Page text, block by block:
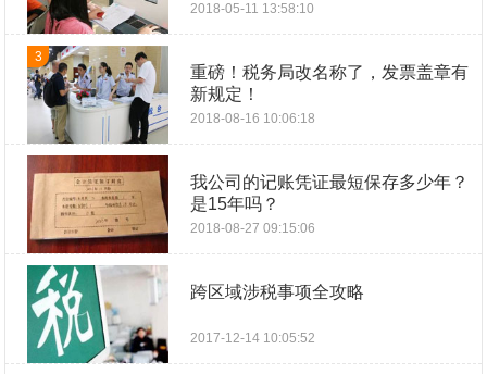
2018-05-11 13:58:10
3
重磅！税务局改名称了，发票盖章有
新规定！
2018-08-16 10:06:18
我公司的记账凭证最短保存多少年？
是15年吗？
2018-08-27 09:15:06
跨区域涉税事项全攻略
2017-12-14 10:05:52